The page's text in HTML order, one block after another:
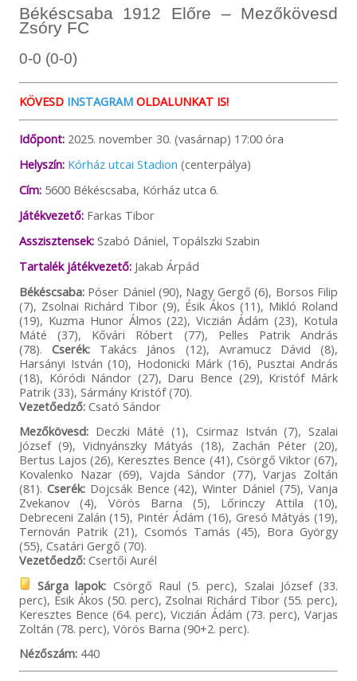
Békéscsaba 1912 Előre – Mezőkövesd
Zsóry FC
0-0 (0-0)
KÖVESD INSTAGRAMOLDALUNKAT IS!
Időpont:2025. november 30. (vasárnap) 17:00 óra
Helyszín: Kórház utcai Stadion (centerpálya)
Cím:5600 Békéscsaba, Kórház utca 6.
Játékvezető:Farkas Tibor
Asszisztensek:Szabó Dániel, Topálszki Szabin
Tartalék játékvezető:Jakab Árpád
Békéscsaba:Póser Dániel (90), Nagy Gergő (6), Borsos Filip
(7), Zsolnai Richárd Tibor (9), Ésik Ákos (11), Mikló Roland
(19), Kuzma Hunor Álmos (22), Viczián Ádám (23), Kotula
Máté (37), Kővári Róbert (77), Pelles Patrik András
(78).Cserék: Takács János (12), Avramucz Dávid (8),
Harsányi István (10), Hodonicki Márk (16), Pusztai András
(18), Kóródi Nándor (27), Daru Bence (29), Kristóf Márk
Patrik (33), Sármány Kristóf (70).
Vezetőedző:Csató Sándor
Mezőkövesd:Deczki Máté (1), Csirmaz István (7), Szalai
József (9), Vidnyánszky Mátyás (18), Zachán Péter (20),
Bertus Lajos (26), Keresztes Bence (41), Csörgő Viktor (67),
Kovalenko Nazar (69), Vajda Sándor (77), Varjas Zoltán
(81). Cserék:Dojcsák Bence (42), Winter Dániel (75), Vanja
Zvekanov (4), Vörös Barna (5), Lőrinczy Attila (10),
Debreceni Zalán (15), Pintér Ádám (16), Gresó Mátyás (19),
Ternován Patrik (21), Csomós Tamás (45), Bora György
(55), Csatári Gergő (70).
Vezetőedző:Csertői Aurél
Sárga lapok: Csörgő Raul (5. perc), Szalai József (33.
perc), Ésik Ákos (50. perc), Zsolnai Richárd Tibor (55. perc),
Keresztes Bence (64. perc), Viczián Ádám (73. perc), Varjas
Zoltán (78. perc), Vörös Barna (90+2. perc).
Nézőszám:440